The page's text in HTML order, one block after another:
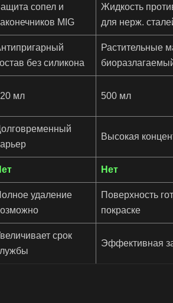
сопел и
MIG
Жидкость
для нерж.
без силикона
Растительные
мл 500 мл
Высокая
Нет
удаление
Поверхность
покраске
срок
Эффективная